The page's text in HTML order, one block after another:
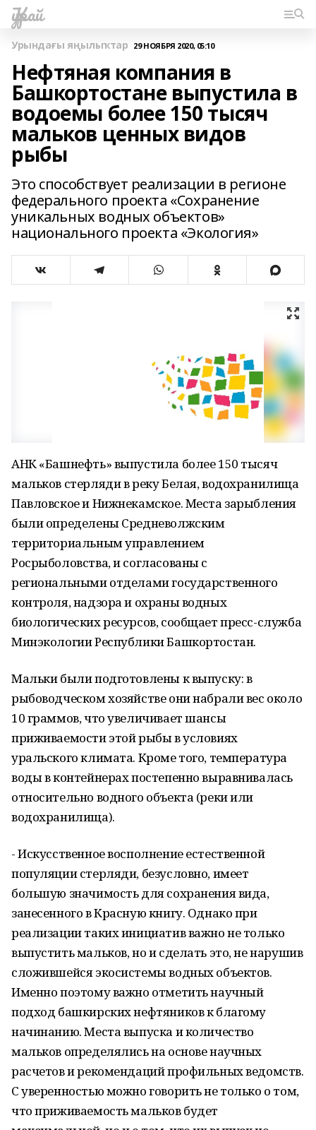
Ҡурай
Урындағы яңылыҡтар 29 НОЯБРЯ 2020, 05:10
Нефтяная компания в
Башкортостане выпустила в
водоемы более 150 тысяч
мальков ценных видов
рыбы
Это способствует реализации в регионе
федерального проекта «Сохранение
уникальных водных объектов»
национального проекта «Экология»
АНК «Башнефть» выпустила более 150 тысяч
мальков стерляди в реку Белая, водохранилища
Павловское и Нижнекамское. Места зарыбления
были определены Средневолжским
территориальным управлением
Росрыболовства, и согласованы с
региональными отделами государственного
контроля, надзора и охраны водных
биологических ресурсов, сообщает пресс-служба
Минэкологии Республики Башкортостан.
Мальки были подготовлены к выпуску: в
рыбоводческом хозяйстве они набрали вес около
10 граммов, что увеличивает шансы
приживаемости этой рыбы в условиях
уральского климата. Кроме того, температура
воды в контейнерах постепенно выравнивалась
относительно водного объекта (реки или
водохранилища).
- Искусственное восполнение естественной
популяции стерляди, безусловно, имеет
большую значимость для сохранения вида,
занесенного в Красную книгу. Однако при
реализации таких инициатив важно не только
выпустить мальков, но и сделать это, не нарушив
сложившейся экосистемы водных объектов.
Именно поэтому важно отметить научный
подход башкирских нефтяников к благому
начинанию. Места выпуска и количество
мальков определялись на основе научных
расчетов и рекомендаций профильных ведомств.
С уверенностью можно говорить не только о том,
что приживаемость мальков будет